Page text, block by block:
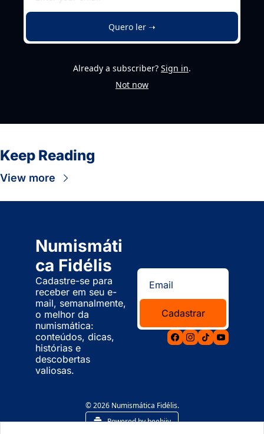
Quero ler ➝
Already a subscriber? Sign in.
Not now
Keep Reading
View more
Numismáti
ca Fidélis
Cadastre-se para
receber em seu e-
mail, semanalmente,
o melhor da
numismática:
conteúdos, dicas,
histórias e
descobertas
valiosas.
Cadastrar
© 2026 Numismática Fidélis.
Powered by beehiiv